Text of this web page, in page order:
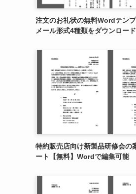
注文のお礼状の無料Wordテン
メール形式4種類をダウンロード
特約販売店向け新製品研修会の
ート【無料】Wordで編集可能